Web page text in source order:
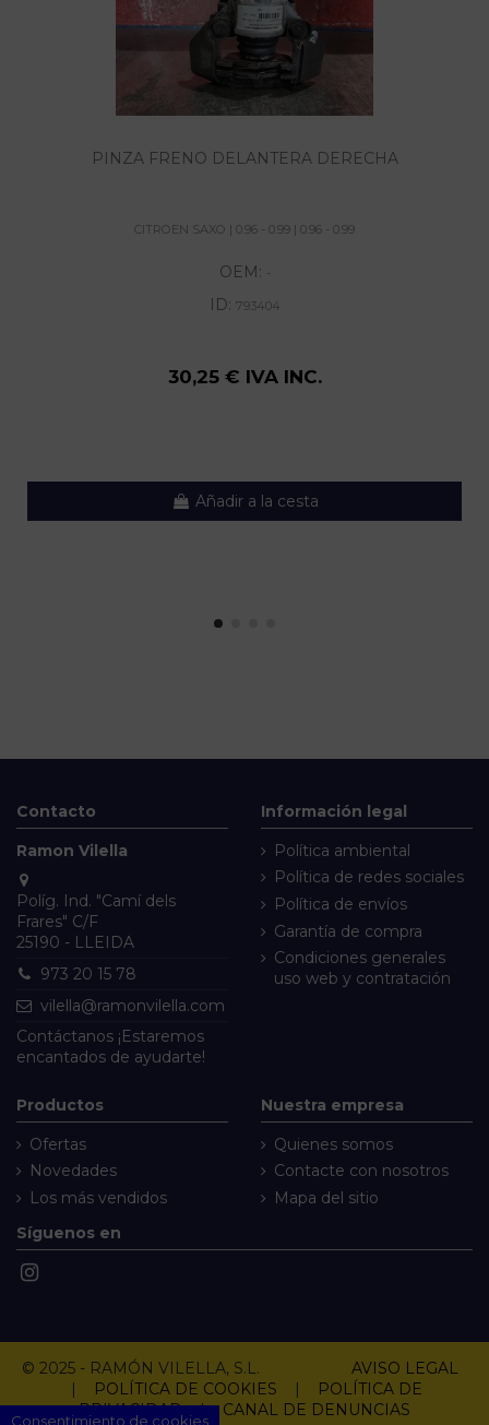
PINZA FRENO DELANTERA DERECHA
CITROEN SAXO | 0.96 - 0.99 | 0.96 - 0.99
OEM: -
ID: 793404
30,25 € IVA INC.
Añadir a la cesta
Contacto
Ramon Vilella
Políg. Ind. "Camí dels
Frares" C/F
25190 - LLEIDA
973 20 15 78
vilella@ramonvilella.com
Contáctanos ¡Estaremos
encantados de ayudarte!
Información legal
Política ambiental
Política de redes sociales
Política de envíos
Garantía de compra
Condiciones generales
uso web y contratación
Productos
Ofertas
Novedades
Los más vendidos
Nuestra empresa
Quienes somos
Contacte con nosotros
Mapa del sitio
Síguenos en
© 2025 - RAMÓN VILELLA, S.L. AVISO LEGAL
|
POLÍTICA DE COOKIES |
POLÍTICA DE
PRIVACIDAD| CANAL DE DENUNCIAS
Consentimiento de cookies